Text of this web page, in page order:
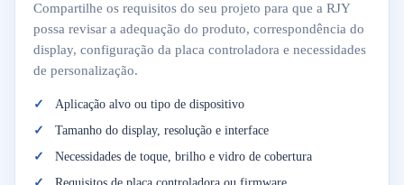
Compartilhe os requisitos do seu projeto para que a RJY
possa revisar a adequação do produto, correspondência do
display, configuração da placa controladora e necessidades
de personalização.
Aplicação alvo ou tipo de dispositivo
Tamanho do display, resolução e interface
Necessidades de toque, brilho e vidro de cobertura